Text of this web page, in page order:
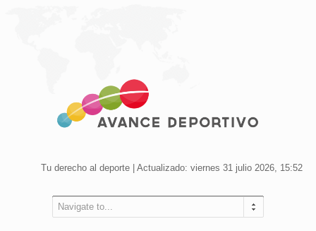
Tu derecho al deporte | Actualizado: viernes 31 julio 2026, 15:52
Navigate to...